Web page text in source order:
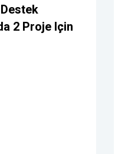
2 Proje Için